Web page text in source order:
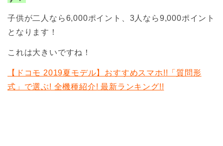
子供が二人なら6,000ポイント、3人なら9,000ポイント
となります！
これは大きいですね！
【ドコモ 2019夏モデル】おすすめスマホ!!「質問形
式」で選ぶ! 全機種紹介! 最新ランキング!!